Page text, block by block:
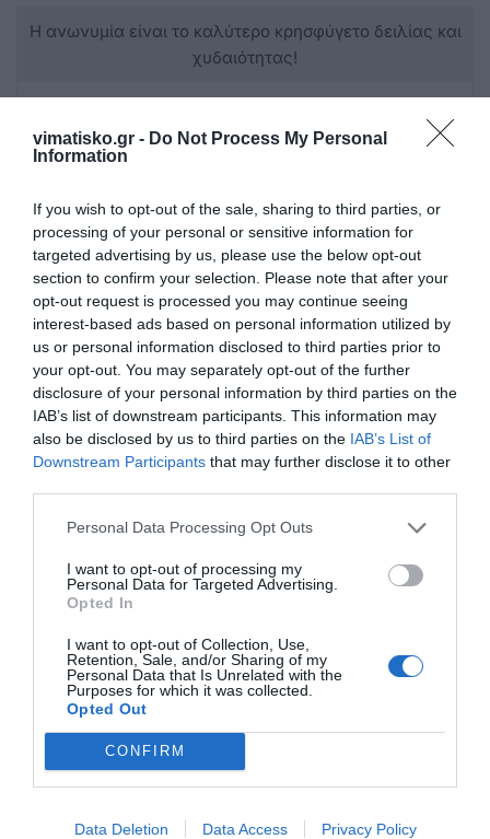
vimatisko.gr - Do Not Process My Personal
Information
If you wish to opt-out of the sale, sharing to third parties, or
processing of your personal or sensitive information for
targeted advertising by us, please use the below opt-out
section to confirm your selection. Please note that after your
opt-out request is processed you may continue seeing
interest-based ads based on personal information utilized by
us or personal information disclosed to third parties prior to
your opt-out. You may separately opt-out of the further
disclosure of your personal information by third parties on the
IAB’s list of downstream participants. This information may
also be disclosed by us to third parties on the IAB’s List of
Downstream Participants that may further disclose it to other
Personal Data Processing Opt Outs
I want to opt-out of processing my
Personal Data for Targeted Advertising.
Opted In
I want to opt-out of Collection, Use,
Retention, Sale, and/or Sharing of my
Personal Data that Is Unrelated with the
Purposes for which it was collected.
Opted Out
CONFIRM
Data Deletion Data Access Privacy Policy
Η ανωνυμία είναι το καλύτερο κρησφύγετο δειλίας και
χυδαιότητας!
Πρόσθεσε ένα σχόλιο
ΤΙΤΛΟΣ
Αποστολή